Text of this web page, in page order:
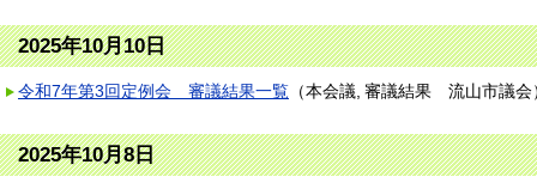
2025年10月10日
令和7年第3回定例会 審議結果一覧 （本会議 審議結果 流山市議会
2025年10月8日